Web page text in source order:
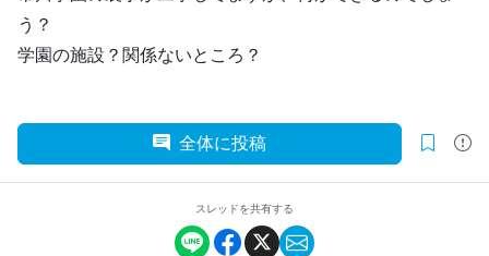
う？
学園の施設？関係ないところ？
全体に投稿
スレッドを共有する